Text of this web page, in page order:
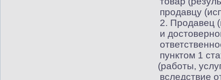
продавцу (
2. Продавец (
и
пунктом 1
(работы,
вследствие